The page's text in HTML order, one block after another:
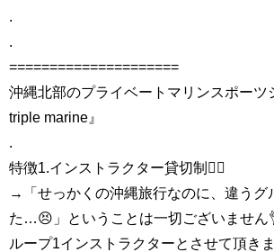
.
.
=====================
沖縄北部のプライベートマリンスポーツ
triple marine』
.
特徴1.インストラクター貸切制🏄‍♀️
→「せっかくの沖縄旅行なのに、違うグ
た…😣」ということは一切ございません
ループ1インストラクターとさせて頂き